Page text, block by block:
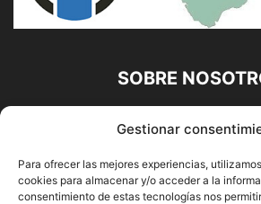
Gestionar
Para ofrecer las mejores experiencias,
cookies para almacenar y/o acceder a la
consentimiento de estas tecnologías nos
SOBRE
Diario Alhaurín
Francisco E. López López | 639 95
Alhaurín de la Torre, Málaga
Contáctanos: